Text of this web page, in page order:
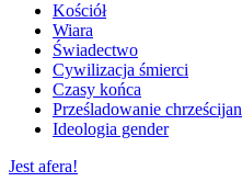
Kościół
Wiara
Świadectwo
Cywilizacja śmierci
Czasy końca
Prześladowanie chrześcijan
Ideologia gender
Jest afera!